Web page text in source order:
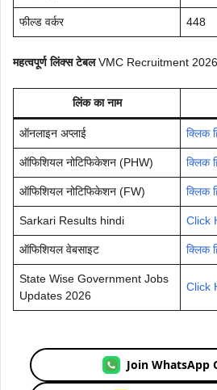
फील्ड वर्कर 448
महत्वपूर्ण लिंक्स टेबलVMC Recruitment 2026
लिंक का नाम
ऑनलाइन अप्लाई क्लिक
ऑफिशियल नोटिफिकेशन (PHW) क्लिक
ऑफिशियल नोटिफिकेशन (FW) क्लिक
Sarkari Results hindi Click
ऑफिशियल वेबसाइट क्लिक
State Wise Government Jobs
Updates 2026
Click
Join WhatsApp